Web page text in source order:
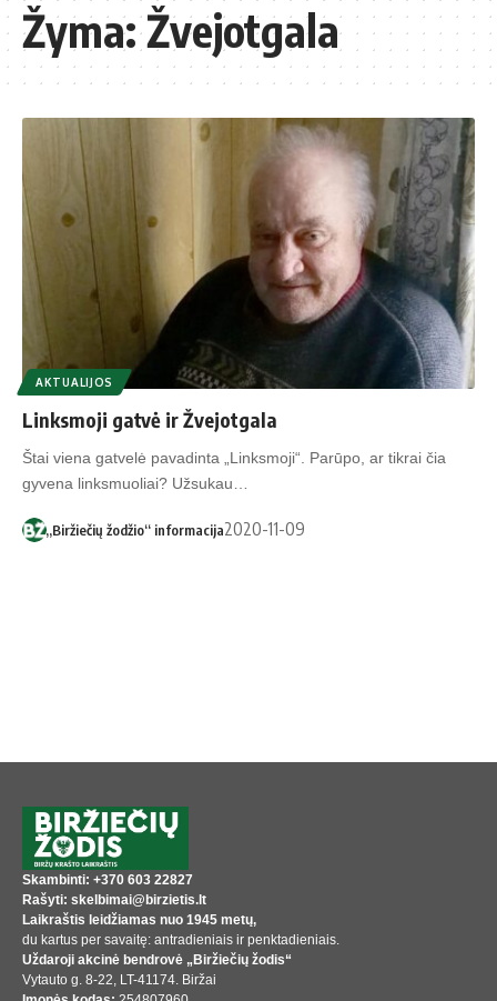
Žyma:Žvejotgala
AKTUALIJOS
Linksmoji gatvė ir Žvejotgala
Štai viena gatvelė pavadinta „Linksmoji“. Parūpo, ar tikrai čia
gyvena linksmuoliai? Užsukau…
„Biržiečių žodžio“ informacija2020-11-09
Skambinti: +370 603 22827
Rašyti: skelbimai@birzietis.lt
Laikraštis leidžiamas nuo 1945 metų,
du kartus per savaitę: antradieniais ir penktadieniais.
Uždaroji akcinė bendrovė „Biržiečių žodis“
Vytauto g. 8-22, LT-41174. Biržai